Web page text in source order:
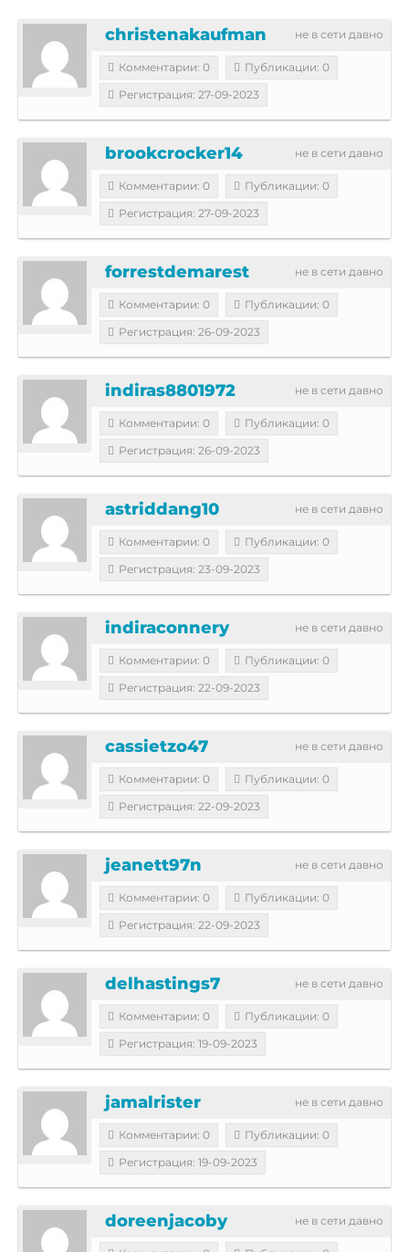
не в сети давно
christenakaufman
Комментарии: 0
Публикации: 0
Регистрация: 27-09-2023
не в сети давно
brookcrocker14
Комментарии: 0
Публикации: 0
Регистрация: 27-09-2023
не в сети давно
forrestdemarest
Комментарии: 0
Публикации: 0
Регистрация: 26-09-2023
не в сети давно
indiras8801972
Комментарии: 0
Публикации: 0
Регистрация: 26-09-2023
не в сети давно
astriddang10
Комментарии: 0
Публикации: 0
Регистрация: 23-09-2023
не в сети давно
indiraconnery
Комментарии: 0
Публикации: 0
Регистрация: 22-09-2023
не в сети давно
cassietzo47
Комментарии: 0
Публикации: 0
Регистрация: 22-09-2023
не в сети давно
jeanett97n
Комментарии: 0
Публикации: 0
Регистрация: 22-09-2023
не в сети давно
delhastings7
Комментарии: 0
Публикации: 0
Регистрация: 19-09-2023
не в сети давно
jamalrister
Комментарии: 0
Публикации: 0
Регистрация: 19-09-2023
не в сети давно
doreenjacoby